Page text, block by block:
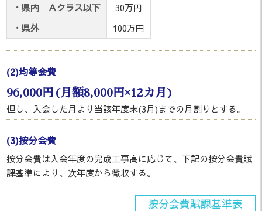
・県内 Ａクラス以下
30万円
・県外
100万円
(2)均等会費
96,000円(月額8,000円×12カ月)
但し、入会した月より当該年度末(3月)までの月割りとする。
(3)按分会費
按分会費は入会年度の完成工事高に応じて、下記の按分会費賦
課基準により、次年度から徴収する。
按分会費賦課基準表